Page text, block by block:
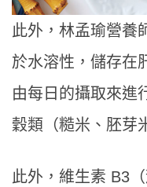
此外，林孟瑜營養
於水溶性，儲存在
由每日的攝取來進
穀類（糙米、胚芽
此外，維生素 B3